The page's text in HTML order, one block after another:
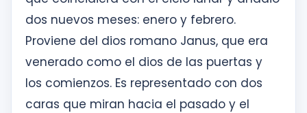
Solicitudes
dos nuevos meses: enero y febrero.
Proviene del dios romano Janus, que era
venerado como el dios de las puertas y
los comienzos. Es representado con dos
caras que miran hacia el pasado y el